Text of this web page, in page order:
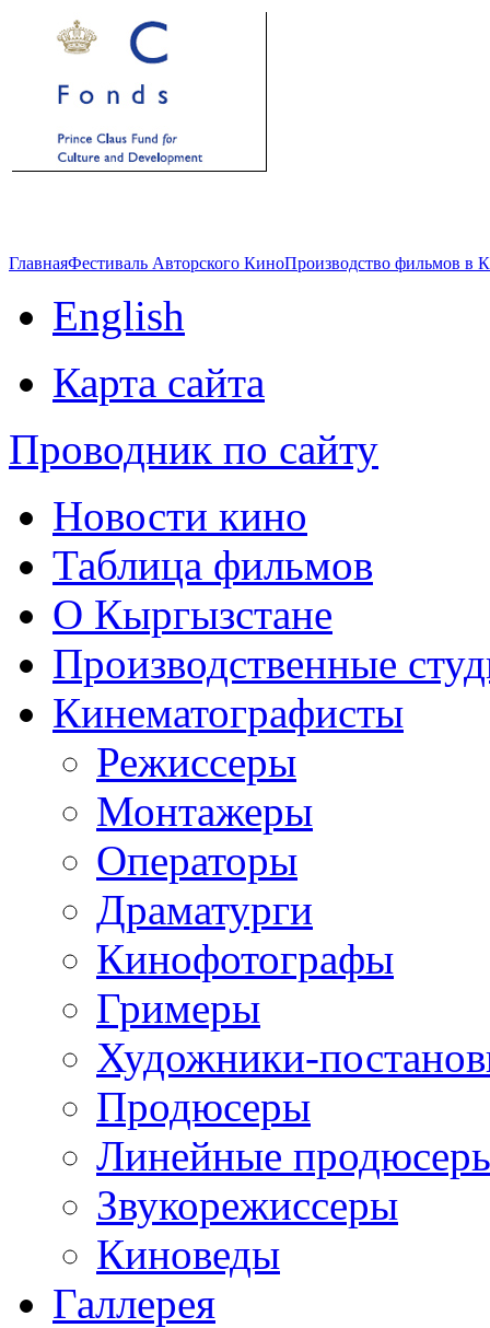
ГлавнаяФестиваль Авторского КиноПроизводство фильмов в
English
Карта сайта
Проводник по сайту
Новости кино
Таблица фильмов
О Кыргызстане
Производственные
Кинематографисты
Режиссеры
Монтажеры
Операторы
Драматурги
Кинофотографы
Гримеры
Художники-
Продюсеры
Линейные
Звукорежиссеры
Киноведы
Галлерея